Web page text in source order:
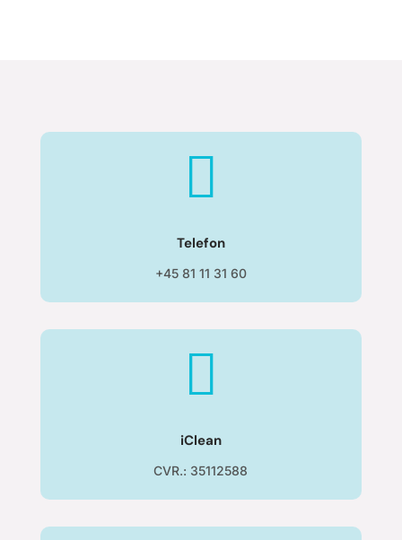

Telefon
+45 81 11 31 60

iClean
CVR.: 35112588